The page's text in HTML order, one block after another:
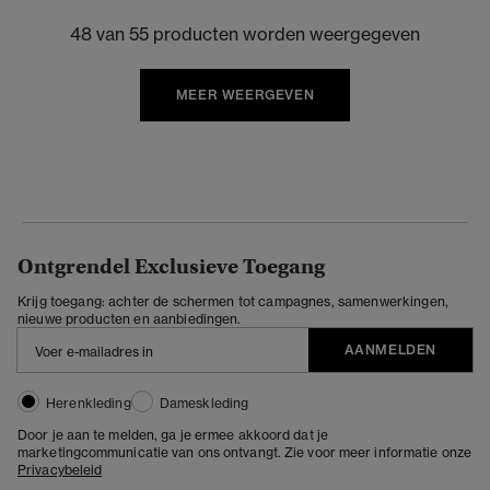
48 van 55 producten worden weergegeven
MEER WEERGEVEN
Ontgrendel Exclusieve Toegang
Krijg toegang: achter de schermen tot campagnes, samenwerkingen,
nieuwe producten en aanbiedingen.
AANMELDEN
Herenkleding
Dameskleding
Door je aan te melden, ga je ermee akkoord dat je
marketingcommunicatie van ons ontvangt. Zie voor meer informatie onze
Privacybeleid